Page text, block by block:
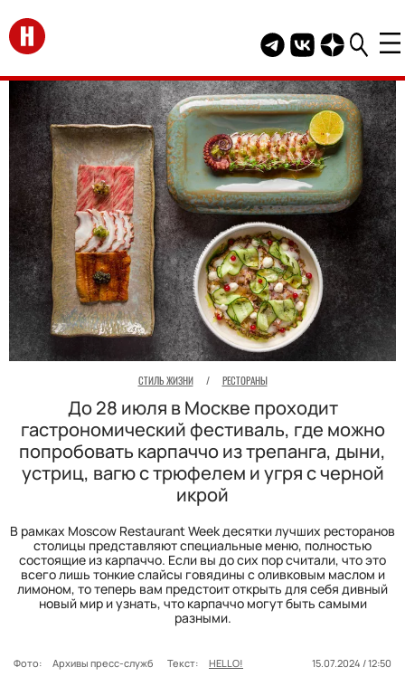
Перейти на главную
Telegram канал
Группа HELLO
Канал
СТИЛЬ ЖИЗНИ / РЕСТОРАНЫ
До 28 июля в Москве проходит
гастрономический фестиваль, где можно
попробовать карпаччо из трепанга, дыни,
устриц, вагю с трюфелем и угря с черной
икрой
В рамках Moscow Restaurant Week десятки лучших ресторанов
столицы представляют специальные меню, полностью
состоящие из карпаччо. Если вы до сих пор считали, что это
всего лишь тонкие слайсы говядины с оливковым маслом и
лимоном, то теперь вам предстоит открыть для себя дивный
новый мир и узнать, что карпаччо могут быть самыми
разными.
Фото: Архивы пресс-служб Текст: HELLO!
15.07.2024 / 12:50